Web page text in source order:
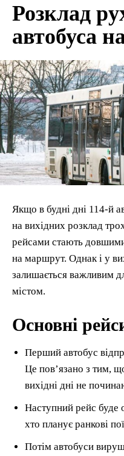
Розклад
автобуса
Якщо в будні дні 114-й
на вихідних розклад
рейсами стають
на маршрут. Однак і у
залишається важливим
містом.
Основні
Перший автобус
Це пов’язано з тим,
вихідні дні не
Наступний рейс буде
хто планує ранкові
Потім автобуси